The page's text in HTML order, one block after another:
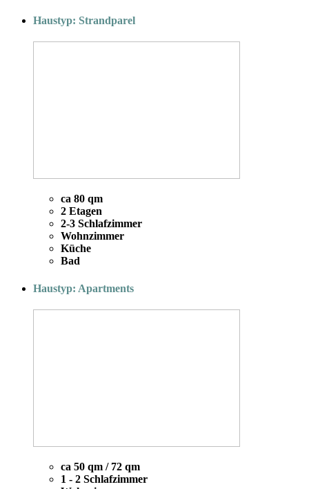
Haustyp: Strandparel
ca 80 qm
2 Etagen
2-3 Schlafzimmer
Wohnzimmer
Küche
Bad
Haustyp: Apartments
ca 50 qm / 72 qm
1 - 2 Schlafzimmer